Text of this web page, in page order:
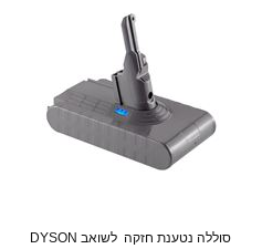
סוללה נטענת חזקה לשואב DYSON